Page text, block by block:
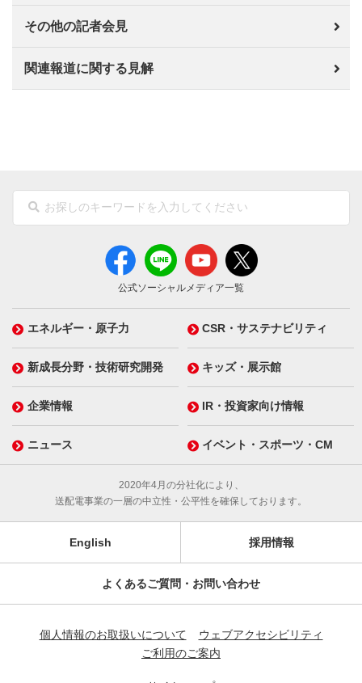
その他の記者会見
関連報道に関する見解
公式ソーシャルメディア一覧
エネルギー・原子力 CSR・サステナビリティ
新成長分野・技術研究開発 キッズ・展示館
企業情報 IR・投資家向け情報
ニュース イベント・スポーツ・CM
2020年4月の分社化により、
送配電事業の一層の中立性・公平性を確保しております。
English 採用情報
よくあるご質問・お問い合わせ
個人情報のお取扱いについて
ウェブアクセシビリティ
ご利用のご案内